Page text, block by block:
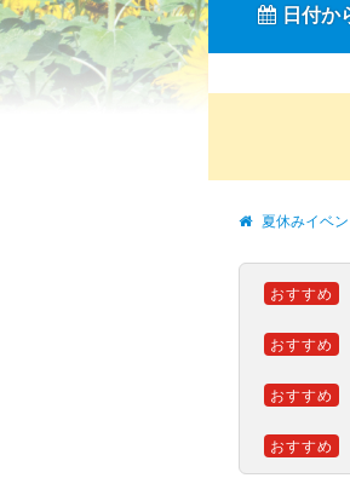
日付か
夏休みイベ
おすすめ
おすすめ
おすすめ
おすすめ